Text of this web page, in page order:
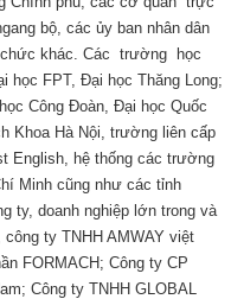
bộ, các ủy ban nhân dân
khác. Các trường học
học FPT, Đại học Thăng Long;
Công Đoàn, Đại học Quốc
Khoa Hà Nội, trường liên cấp
English, hệ thống các trường
Minh cũng như các tỉnh
ty, doanh nghiệp lớn trong và
ty TNHH AMWAY việt
FORMACH; Công ty CP
Công ty TNHH GLOBAL